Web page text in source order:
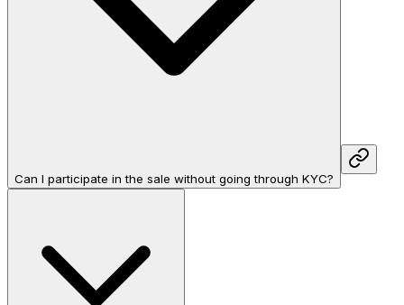
Can I participate in the sale without going through KYC?